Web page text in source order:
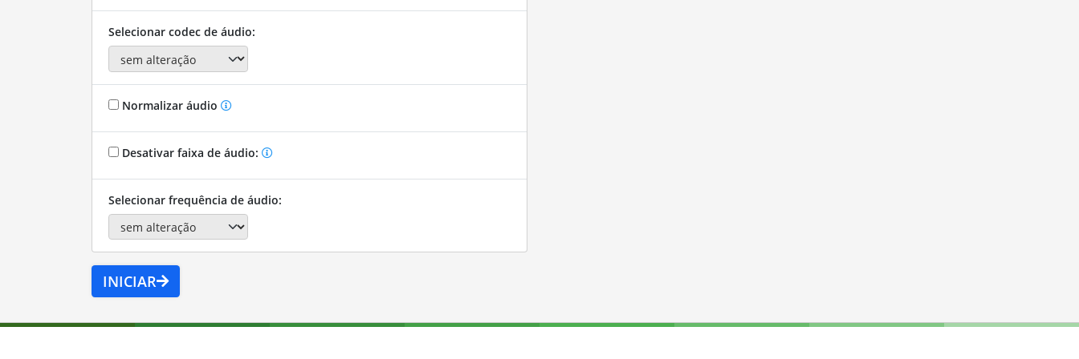
Selecionar codec de áudio:
Normalizar áudio
Desativar faixa de áudio:
Selecionar frequência de áudio:
INICIAR